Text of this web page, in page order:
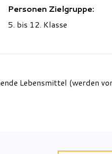
Personen Zielgruppe:
5. bis 12. Klasse
Lebensmittel (werden